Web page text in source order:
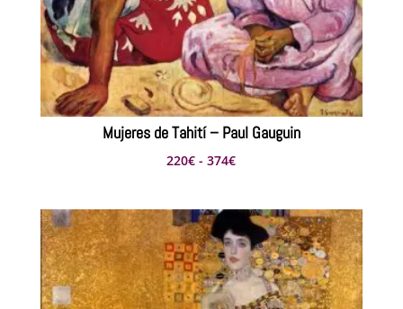
Mujeres de Tahití – Paul Gauguin
220€ - 374€Rango
precios:
desde
220€
hasta
374€